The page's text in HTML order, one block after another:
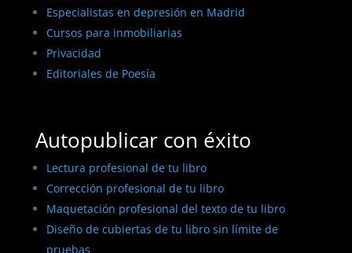
Especialistas en depresión en Madrid
Cursos para inmobiliarias
Privacidad
Editoriales de Poesía
Autopublicar con éxito
Lectura profesional de tu libro
Corrección profesional de tu libro
Maquetación profesional del texto de tu libro
Diseño de cubiertas de tu libro sin límite de
pruebas